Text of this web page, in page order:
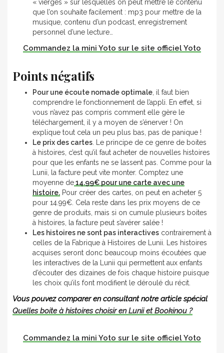
« vierges » sur lesquelles on peut mettre le contenu
que l’on souhaite facilement : mp3 pour mettre de la
musique, contenu d’un podcast, enregistrement
personnel d’une lecture…
Commandez la mini Yoto sur le site officiel Yoto
Points négatifs
Pour une écoute nomade optimale , il faut bien
comprendre le fonctionnement de l’appli. En effet, si
vous n’avez pas compris comment elle gère le
téléchargement, il y a moyen de s’énerver ! On
explique tout cela un peu plus bas, pas de panique !
Le prix des cartes . Le principe de ce genre de boites
à histoires, c’est qu’il faut acheter de nouvelles histoires
pour que les enfants ne se lassent pas. Comme pour la
Lunii, la facture peut vite monter. Comptez une
moyenne de14.99€ pour une carte avec une
histoire. Pour créer des cartes, on peut en acheter 5
pour 14.99€. Cela reste dans les prix moyens de ce
genre de produits, mais si on cumule plusieurs boites
à histoires, la facture peut s’avérer salée !
Les histoires ne sont pas interactives contrairement à
celles de la Fabrique à Histoires de Lunii. Les histoires
acquises seront donc beaucoup moins écoutées que
les interactives de la Lunii qui permettent aux enfants
d’écouter des dizaines de fois chaque histoire puisque
les choix qu’ils font modifient le déroulé du récit.
Vous pouvez comparer en consultant notre article spécial
Quelles boite à histoires choisir en Lunii et Bookinou ?
Commandez la mini Yoto sur le site officiel Yoto